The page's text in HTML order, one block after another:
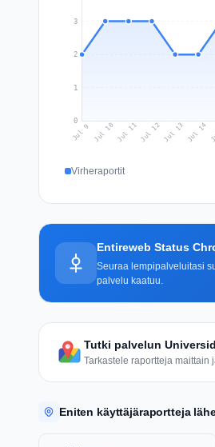
0
1
2
3
Jul 9 Jul 10 Jul 11Jul 12Jul 13 Jul 14
Virheraportit
Entireweb Status
Seuraa lempipalveluitasi
palvelu kaatuu.
Tutki palvelun
Tarkastele raportteja
Eniten käyttäjäraportteja